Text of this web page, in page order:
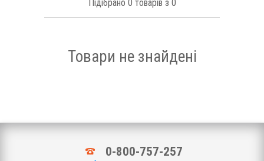
Уцінка
Підібрано 0 товарів з 0
Товари не знайдені
0-800-757-257